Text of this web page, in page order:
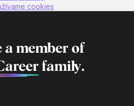
cookies
a member of
family.